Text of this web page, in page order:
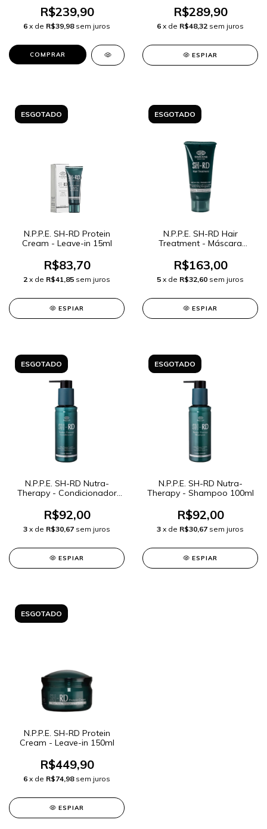
R$239,90
6 x de R$39,98 sem juros
R$289,90
6 x de R$48,32 sem juros
ESPIAR
ESGOTADO
N.P.P.E. SH-RD Protein
Cream - Leave-in 15ml
R$83,70
2 x de R$41,85 sem juros
ESPIAR
ESGOTADO
N.P.P.E. SH-RD Hair
Treatment - Máscara
R$163,00
5 x de R$32,60 sem juros
ESPIAR
ESGOTADO
N.P.P.E. SH-RD Nutra-
Therapy - Condicionador
R$92,00
3 x de R$30,67 sem juros
ESPIAR
ESGOTADO
N.P.P.E. SH-RD Nutra-
Therapy - Shampoo 100ml
R$92,00
3 x de R$30,67 sem juros
ESPIAR
ESGOTADO
N.P.P.E. SH-RD Protein
Cream - Leave-in 150ml
R$449,90
6 x de R$74,98 sem juros
ESPIAR